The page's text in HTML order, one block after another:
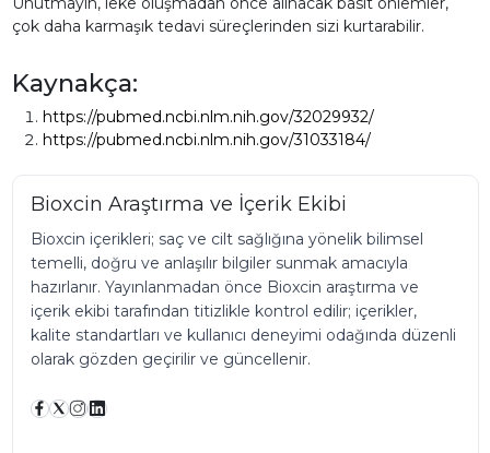
çok daha karmaşık tedavi süreçlerinden sizi kurtarabilir.
Kaynakça:
https://pubmed.ncbi.nlm.nih.gov/32029932/
https://pubmed.ncbi.nlm.nih.gov/31033184/
Bioxcin Araştırma ve İçerik Ekibi
Bioxcin içerikleri; saç ve cilt sağlığına yönelik bilimsel
temelli, doğru ve anlaşılır bilgiler sunmak amacıyla
hazırlanır. Yayınlanmadan önce Bioxcin araştırma ve
içerik ekibi tarafından titizlikle kontrol edilir; içerikler,
kalite standartları ve kullanıcı deneyimi odağında düzenli
olarak gözden geçirilir ve güncellenir.